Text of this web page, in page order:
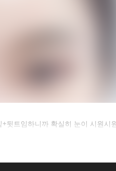
트임하니까 확실히 눈이 시원시